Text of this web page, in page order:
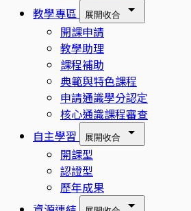
教學專區
展開收合
開課申請
教學助理
課程補助
典範與特色課程
申請通識學分認定
核心通識課程審查
自主學習
展開收合
開課型
認證型
歷年成果